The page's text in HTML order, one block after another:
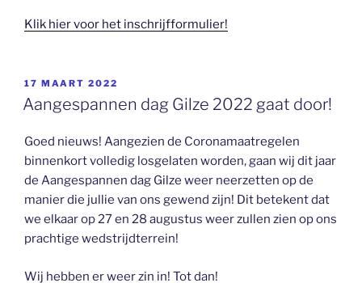
Klik hier voor het inschrijfformulier!
GEPLAATST
OP
17 MAART 2022
Aangespannen dag Gilze 2022 gaat door!
Goed nieuws! Aangezien de Coronamaatregelen
binnenkort volledig losgelaten worden, gaan wij dit jaar
de Aangespannen dag Gilze weer neerzetten op de
manier die jullie van ons gewend zijn! Dit betekent dat
we elkaar op 27 en 28 augustus weer zullen zien op ons
prachtige wedstrijdterrein!
Wij hebben er weer zin in! Tot dan!